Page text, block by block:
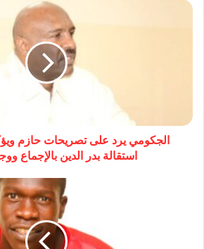
الجكومي يرد على تصريحات حازم
استقالة بدر الدين بالإجماع